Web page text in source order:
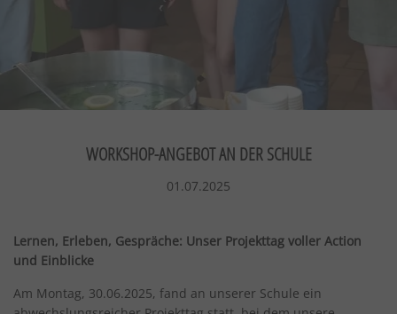
WORKSHOP-ANGEBOT AN DER SCHULE
01.07.2025
Lernen, Erleben, Gespräche: Unser Projekttag voller Action
und Einblicke
Am Montag, 30.06.2025, fand an unserer Schule ein